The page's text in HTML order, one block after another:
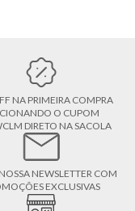
NA PRIMEIRA COMPRA
O CUPOM
DIRETO NA SACOLA
NEWSLETTER COM
EXCLUSIVAS